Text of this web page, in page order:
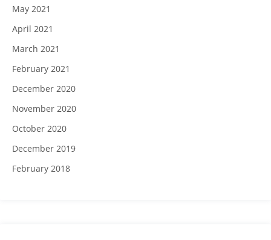
May 2021
April 2021
March 2021
February 2021
December 2020
November 2020
October 2020
December 2019
February 2018